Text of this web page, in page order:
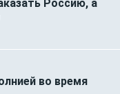
Россию, а
во время